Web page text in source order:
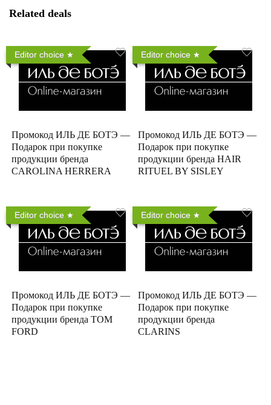
Related deals
Editor choice
Промокод ИЛЬ ДЕ БОТЭ —
Подарок при покупке
продукции бренда
CAROLINA HERRERA
Editor choice
Промокод ИЛЬ ДЕ БОТЭ —
Подарок при покупке
продукции бренда HAIR
RITUEL BY SISLEY
Editor choice
Промокод ИЛЬ ДЕ БОТЭ —
Подарок при покупке
продукции бренда TOM
FORD
Editor choice
Промокод ИЛЬ ДЕ БОТЭ —
Подарок при покупке
продукции бренда
CLARINS